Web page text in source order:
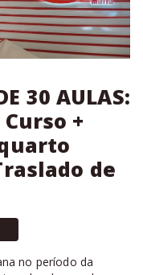
30 AULAS:
+
de
no período da